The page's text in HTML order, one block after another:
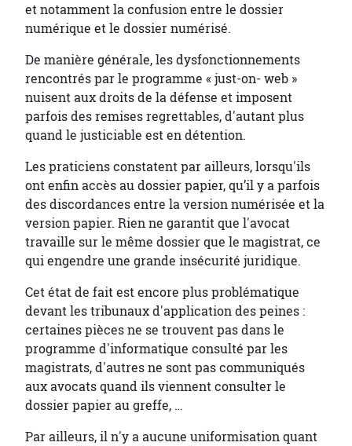
et notamment la confusion entre le dossier
numérique et le dossier numérisé.
De manière générale, les dysfonctionnements
rencontrés par le programme « just-on- web »
nuisent aux droits de la défense et imposent
parfois des remises regrettables, d'autant plus
quand le justiciable est en détention.
Les praticiens constatent par ailleurs, lorsqu'ils
ont enfin accès au dossier papier, qu’il y a parfois
des discordances entre la version numérisée et la
version papier. Rien ne garantit que l'avocat
travaille sur le même dossier que le magistrat, ce
qui engendre une grande insécurité juridique.
Cet état de fait est encore plus problématique
devant les tribunaux d'application des peines :
certaines pièces ne se trouvent pas dans le
programme d'informatique consulté par les
magistrats, d'autres ne sont pas communiqués
aux avocats quand ils viennent consulter le
dossier papier au greffe, …
Par ailleurs, il n'y a aucune uniformisation quant